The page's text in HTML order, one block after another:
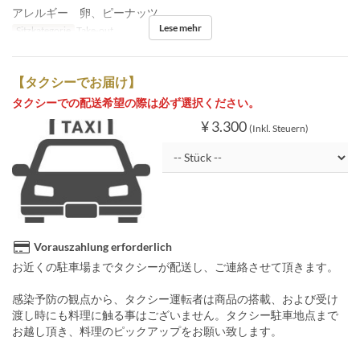
アレルギー 卵、ピーナッツ
Sitzkategorie Take-out Lese mehr
【タクシーでお届け】
タクシーでの配送希望の際は必ず選択ください。
¥ 3.300 (Inkl. Steuern)
Vorauszahlung erforderlich
お近くの駐車場までタクシーが配送し、ご連絡させて頂きます。
感染予防の観点から、タクシー運転者は商品の搭載、および受け
渡し時にも料理に触る事はございません。タクシー駐車地点まで
お越し頂き、料理のピックアップをお願い致します。